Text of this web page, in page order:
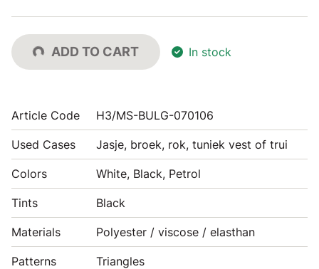
ADD TO CART In stock
Article Code H3/MS-BULG-070106
Used Cases Jasje, broek, rok, tuniek vest of trui
Colors White, Black, Petrol
Tints Black
Materials Polyester / viscose / elasthan
Patterns Triangles